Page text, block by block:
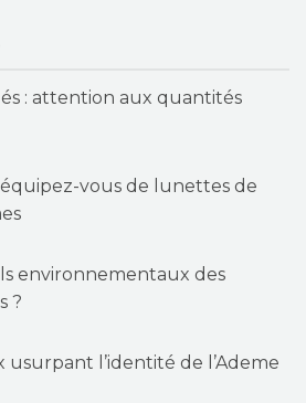
: attention aux quantités
équipez-vous de lunettes de
environnementaux des
?
l’identité de l’Ademe